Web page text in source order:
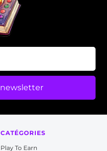
newsletter
CATÉGORIES
Play To Earn